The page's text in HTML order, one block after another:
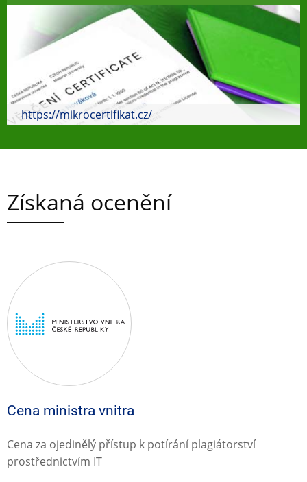
https://mikrocertifikat.cz/
Získaná ocenění
Cena ministra vnitra
Cena za ojedinělý přístup k potírání plagiátorství
prostřednictvím IT